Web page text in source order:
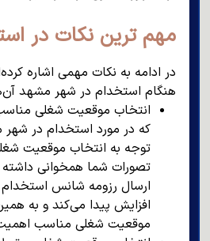
مهم ترین نکات در
در ادامه به نکات مهمی اشاره
هنگام استخدام در شهر مشهد
انتخاب موقعیت شغلی
که در مورد استخدام در شهر
توجه به انتخاب موقعیت
تصورات شما همخوانی
ارسال رزومه شانس
افزایش پیدا می‌کند و به
موقعیت شغلی مناسب